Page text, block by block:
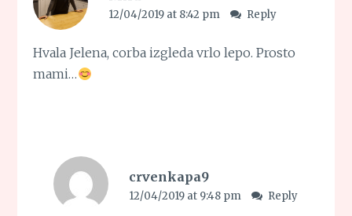
12/04/2019 at 8:42 pm Reply
Hvala Jelena, corba izgleda vrlo lepo. Prosto
mami…
crvenkapa9
12/04/2019 at 9:48 pm Reply